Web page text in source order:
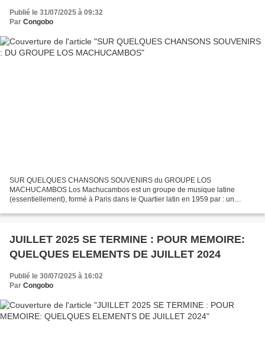
Publié le 31/07/2025 à 09:32
Par Congobo
SUR QUELQUES CHANSONS SOUVENIRS du GROUPE LOS
MACHUCAMBOS Los Machucambos est un groupe de musique latine
(essentiellement), formé à Paris dans le Quartier latin en 1959 par : un
1934-2008)...
JUILLET 2025 SE TERMINE : POUR MEMOIRE:
QUELQUES ELEMENTS DE JUILLET 2024
Publié le 30/07/2025 à 16:02
Par Congobo